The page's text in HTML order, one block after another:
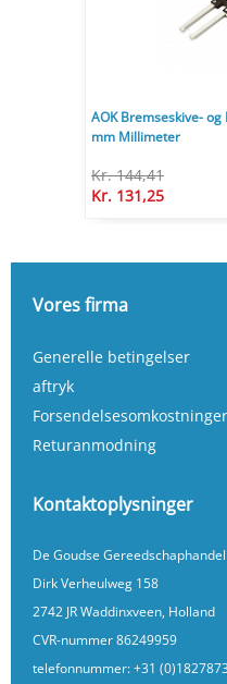
AOK Bremseskive-
mm Millimeter
Kr. 144,41
Kr. 131,25
Vores firma
Generelle betingelser
aftryk
Forsendelsesomkostninger
Returanmodning
Kontaktoplysninger
De Goudse Gereedschaphandel
Dirk Verheulweg 158
2742 JR Waddinxveen, Holland
CVR-nummer 86249959
telefonnummer:+31